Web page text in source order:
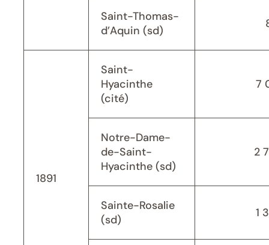
Saint-Thomas-
d’Aquin (sd)
1891
Saint-
Hyacinthe
(cité)
7
Notre-Dame-
de-Saint-
Hyacinthe (sd)
2
Sainte-Rosalie
(sd)
1